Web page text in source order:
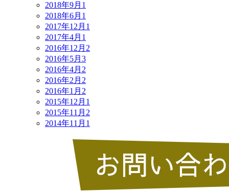
2018年9月 1
2018年6月 1
2017年12月 1
2017年4月 1
2016年12月 2
2016年5月 3
2016年4月 2
2016年2月 2
2016年1月 2
2015年12月 1
2015年11月 2
2014年11月 1